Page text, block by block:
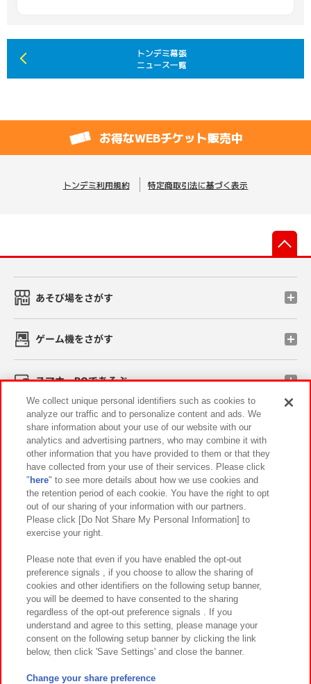
トンデミ幕張
ニュース一覧
お得なWEBチケット販売中
トンデミ利用規約 特定商取引法に基づく表示
あそび場をさがす
ゲーム機をさがす
スマホ・PCであそぶ
イベント・キャンペーン
関連会社 サステナビリティ サイトポリシー
プライバシーポリシー ウェブアクセシビリティ方針と検証結果
お取引先さまとともに
カスタマーハラスメント対応方針 よくあるご質問・お問い合わせ
©Bandai Namco Amusement Inc.
©Bandai Namco Amusement Lab Inc.
We collect unique personal identifiers such as cookies to
analyze our traffic and to personalize content and ads. We
share information about your use of our website with our
analytics and advertising partners, who may combine it with
other information that you have provided to them or that they
have collected from your use of their services. Please click
" here" to see more details about how we use cookies and
the retention period of each cookie. You have the right to opt
out of our sharing of your information with our partners.
Please click [Do Not Share My Personal Information] to
exercise your right.
Please note that even if you have enabled the opt-out
preference signals , if you choose to allow the sharing of
cookies and other identifiers on the following setup banner,
you will be deemed to have consented to the sharing
regardless of the opt-out preference signals . If you
understand and agree to this setting, please manage your
consent on the following setup banner by clicking the link
below, then click 'Save Settings' and close the banner.
Change your share preference